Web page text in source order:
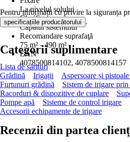
La nivelul solului
Clasificare
Capătul sistemului
Recomandare suprafaţă
75 m² - 490 m²
EAN
4078500814102, 4078500814157
Pentru informații cu privire la siguranța
specificațiile producătorului .
Categorii suplimentare
Lista de sărituri
Grădină
Irigații
Aspersoare și
Furtunuri grădină
Sistem de irigare
Racorduri & dispozitive de cuplare
Pompe apă
Sisteme de control irigare
Accesorii echipamente de irigare
Recenzii din partea